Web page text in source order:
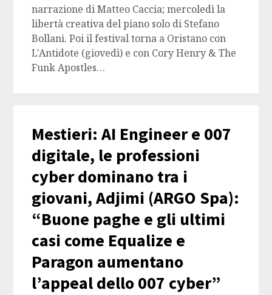
narrazione di Matteo Caccia; mercoledì la
libertà creativa del piano solo di Stefano
Bollani. Poi il festival torna a Oristano con
L'Antidote (giovedì) e con Cory Henry & The
Funk Apostles…
Mestieri: AI Engineer e 007
digitale, le professioni
cyber dominano tra i
giovani, Adjimi (ARGO Spa):
“Buone paghe e gli ultimi
casi come Equalize e
Paragon aumentano
l’appeal dello 007 cyber”